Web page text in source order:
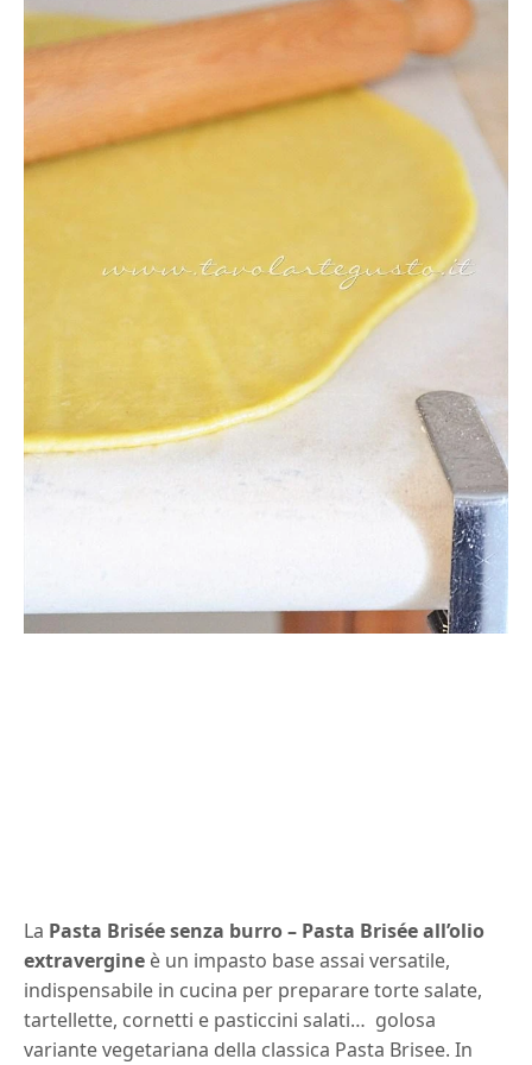
La Pasta Brisée senza burro – Pasta Brisée all’olio
extravergine è un impasto base assai versatile,
indispensabile in cucina per preparare torte salate,
tartellette, cornetti e pasticcini salati… golosa
variante vegetariana della classica Pasta Brisee. In